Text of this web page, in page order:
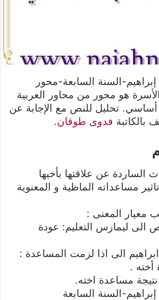
السنة السابعة-محور
هو محور من محاور العربية
أساسي. تحليل للنص مع الإجابة عن
بالكاتبة فدوى طوقان.
الساردة عن علاقتها بأخيها
مساعداته الماظية و المعنوية
معيار المعنى :
الى ليمارس التعليم: عودة
الى اذا لزمت المساعدة :
أخته .
السنة السابعة